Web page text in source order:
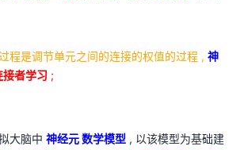
程是调节单元之间的连接的权值的过程 , 神
接者学习 ;
大脑中 神经元 数学模型 , 以该模型为基础建